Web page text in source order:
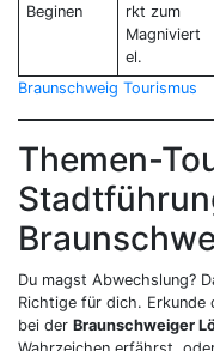
Beginen
rkt zum
Magniviert
el.
Braunschweig Tourismus
Themen-
Du magst Abwechslung?
Richtige für dich. Erkunde
bei der Braunschweiger